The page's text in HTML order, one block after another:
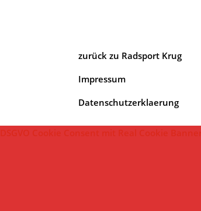
zurück zu Radsport Krug
Impressum
Datenschutzerklaerung
DSGVO Cookie Consent mit Real Cookie Banner